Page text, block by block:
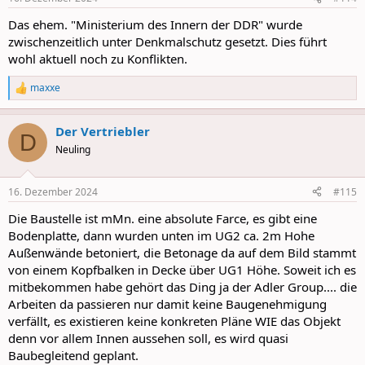
s
Das ehem. "Ministerium des Innern der DDR" wurde
zwischenzeitlich unter Denkmalschutz gesetzt. Dies führt
wohl aktuell noch zu Konflikten.
R
e
a
c
i
s
maxxe
D Der Vertriebler
Neuling
16. Dezember 2024 #115
Die Baustelle ist mMn. eine absolute Farce, es gibt eine
Bodenplatte, dann wurden unten im UG2 ca. 2m Hohe
Außenwände betoniert, die Betonage da auf dem Bild stammt
von einem Kopfbalken in Decke über UG1 Höhe. Soweit ich es
mitbekommen habe gehört das Ding ja der Adler Group.... die
Arbeiten da passieren nur damit keine Baugenehmigung
verfällt, es existieren keine konkreten Pläne WIE das Objekt
denn vor allem Innen aussehen soll, es wird quasi
Baubegleitend geplant.